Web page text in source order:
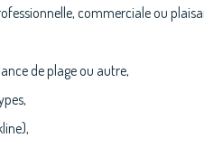
commerciale ou
de plage ou autre,